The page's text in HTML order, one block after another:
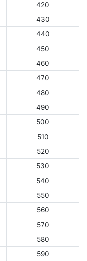
420
430
440
450
460
470
480
490
500
510
520
530
540
550
560
570
580
590